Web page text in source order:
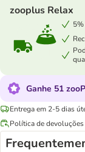
zooplus Relax
Ganhe 51
Entrega em 2-5 dias
Política de devoluções